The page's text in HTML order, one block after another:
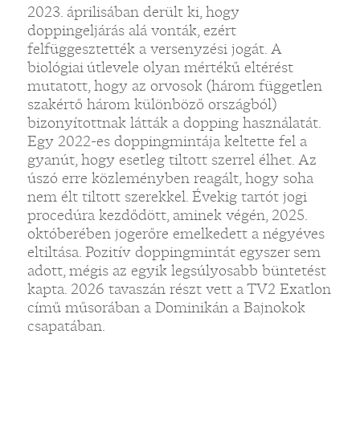
2023. áprilisában derült ki, hogy
doppingeljárás alá vonták, ezért
felfüggesztették a versenyzési jogát. A
biológiai útlevele olyan mértékű eltérést
mutatott, hogy az orvosok (három független
szakértő három különböző országból)
bizonyítottnak látták a dopping használatát.
Egy 2022-es doppingmintája keltette fel a
gyanút, hogy esetleg tiltott szerrel élhet. Az
úszó erre közleményben reagált, hogy soha
nem élt tiltott szerekkel. Évekig tartót jogi
procedúra kezdődött, aminek végén, 2025.
októberében jogerőre emelkedett a négyéves
eltiltása. Pozitív doppingmintát egyszer sem
adott, mégis az egyik legsúlyosabb büntetést
kapta. 2026 tavaszán részt vett a TV2 Exatlon
című műsorában a Dominikán a Bajnokok
csapatában.